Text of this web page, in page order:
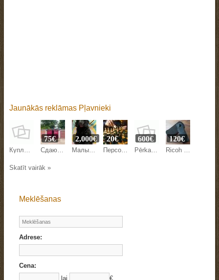
Jaunākās reklāmas Pļavnieki
Куплю собачью шерсть. Цена договорная. Тел 26843912 ( Рима ) Сдаю гараж в Плявниеках
75€
Малый пудель
2,000€
Персональные уроки шахмат
20€
Pērkam nolietotos akumulatori, Ups-Baterijas Izbrauksim pie jums,
600€
Ricoh Theta S
120€
Skatīt vairāk »
Meklēšanas
Adrese:
Cena:
lai
€